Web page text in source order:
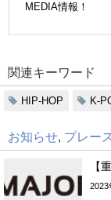
MEDIA情報！
関連キーワード
HIP-HOP K-
お知らせ プレー
【
2023